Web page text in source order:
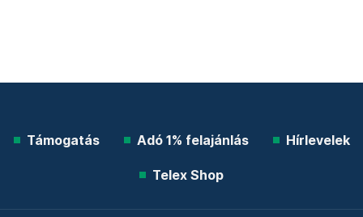
Támogatás Adó 1% felajánlás Hírlevelek
Telex Shop